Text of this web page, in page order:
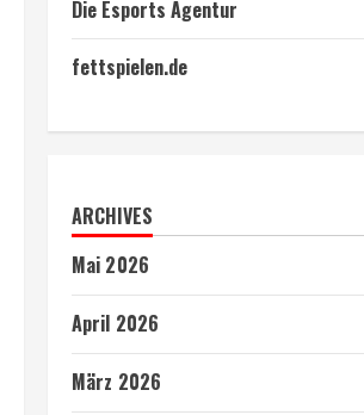
Die Esports Agentur
fettspielen.de
ARCHIVES
Mai 2026
April 2026
März 2026